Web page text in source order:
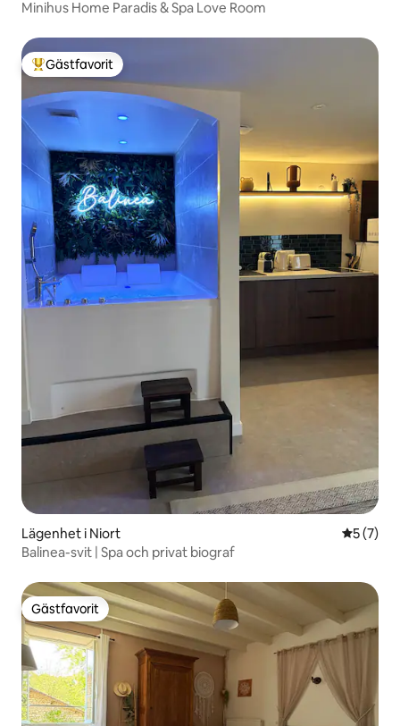
Minihus Home Paradis & Spa Love Room
Populär gästfavorit
Gästfavorit
Lägenhet i Niort 5 av 5 i
5 (7)
Balinea-svit | Spa och privat biograf
Gästfavorit
Gästfavorit